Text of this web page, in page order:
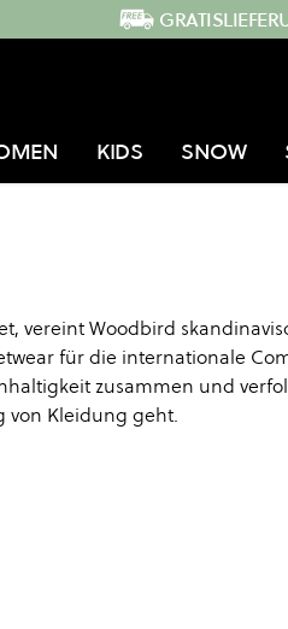
KIDS SNOW
vereint Woodbird
für die internationale
zusammen und
von Kleidung geht.